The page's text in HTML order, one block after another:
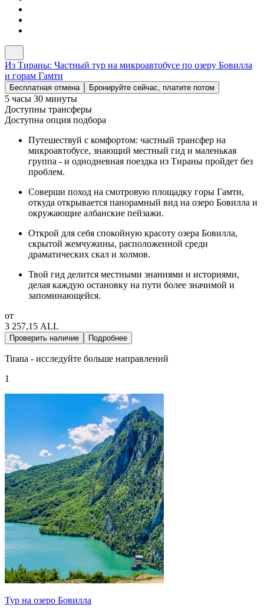
Из Тираны: Частный тур на микроавтобусе по озеру Бовилла
и горам Гамти
Бесплатная отмена Бронируйте сейчас, платите потом
5 часы 30 минуты
Доступны трансферы
Доступна опция подбора
Путешествуй с комфортом: частный трансфер на
микроавтобусе, знающий местный гид и маленькая
группа - и однодневная поездка из Тираны пройдет без
проблем.
Соверши поход на смотровую площадку горы Гамти,
откуда открывается панорамный вид на озеро Бовилла и
окружающие албанские пейзажи.
Открой для себя спокойную красоту озера Бовилла,
скрытой жемчужины, расположенной среди
драматических скал и холмов.
Твой гид делится местными знаниями и историями,
делая каждую остановку на пути более значимой и
запоминающейся.
от
3 257,15 ALL
Проверить наличие Подробнее
Tirana - исследуйте больше направлений
1
Тур на озеро Бовилла